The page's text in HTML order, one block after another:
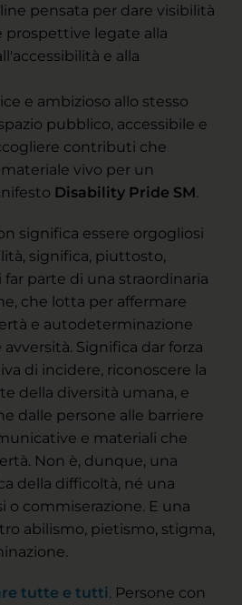
pensata per dare visibilità
prospettive legate alla
e alla
e ambizioso allo stesso
pubblico, accessibile e
contributi che
vivo per un
Disability Pride SM.
significa essere orgogliosi
significa, piuttosto,
far parte di una straordinaria
che lotta per affermare
e autodeterminazione
Significa dar forza
di incidere, riconoscere la
della diversità umana, e
dalle persone alle barriere
e materiali che
Non è, dunque, una
della difficoltà, né una
o commiserazione. E una
abilismo, pietismo, stigma,
tutte e tutti. Persone con